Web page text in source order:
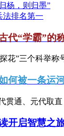
杨，则归墨”
法排名第一
代“学霸”的
花”三个科举
何被一条运
贯通、元代取
开启智慧之